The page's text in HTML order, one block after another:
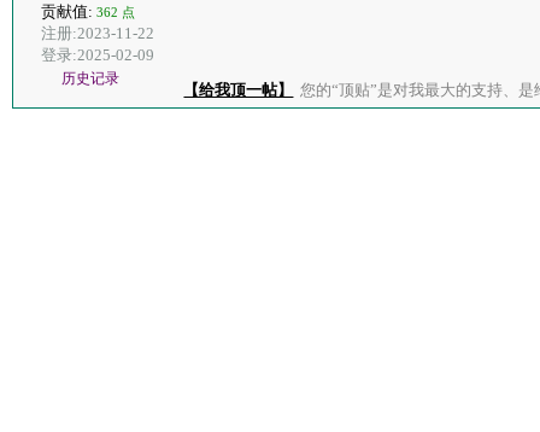
贡献值: 362 点
注册:2023-11-22
登录:2025-02-09
历史记录
【给我顶一帖】 您的“顶贴”是对我最大的支持、